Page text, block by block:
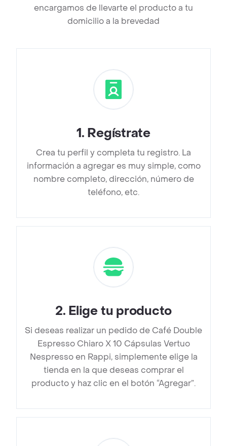
encargamos de llevarte el producto a tu
domicilio a la brevedad
1. Regístrate
Crea tu perfil y completa tu registro. La
información a agregar es muy simple, como
nombre completo, dirección, número de
teléfono, etc.
2. Elige tu producto
Si deseas realizar un pedido de Café Double
Espresso Chiaro X 10 Cápsulas Vertuo
Nespresso en Rappi, simplemente elige la
tienda en la que deseas comprar el
producto y haz clic en el botón “Agregar”.